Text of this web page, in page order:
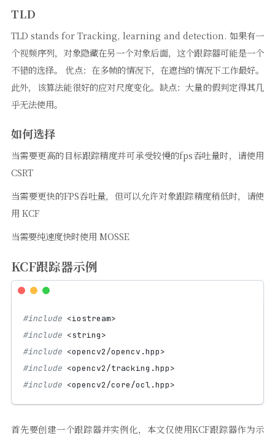
TLD
TLD stands for Tracking, learning and detection. 如果有一
个视频序列，对象隐藏在另一个对象后面，这个跟踪器可能是一个
不错的选择。 优点：在多帧的情况下，在遮挡的情况下工作最好。
此外，该算法能很好的应对尺度变化。缺点：大量的假判定得其几
乎无法使用。
如何选择
当需要更高的目标跟踪精度并可承受较慢的fps吞吐量时，请使用
CSRT
当需要更快的FPS吞吐量，但可以允许对象跟踪精度稍低时，请使
用 KCF
当需要纯速度快时使用 MOSSE
KCF跟踪器示例
#include <iostream>
#include <string>
#include <opencv2/opencv.hpp>
#include <opencv2/tracking.hpp>
#include <opencv2/core/ocl.hpp>
首先要创建一个跟踪器并实例化，本文仅使用KCF跟踪器作为示